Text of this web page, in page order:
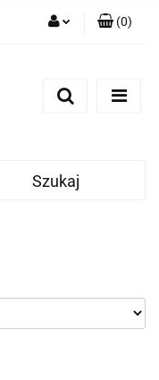
Zarejestruj się
(0)
Szukaj